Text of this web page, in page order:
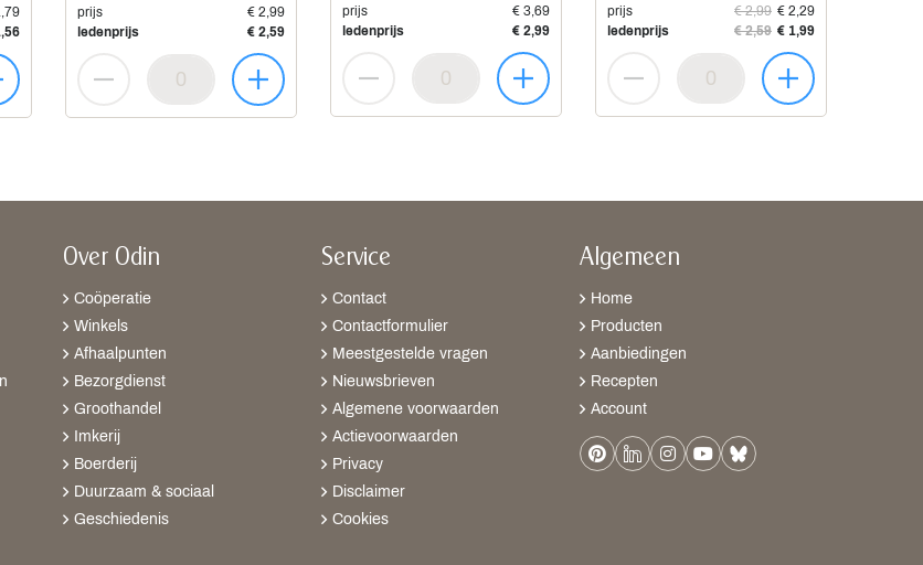
prijs
€ 2,99
ledenprijs
€ 2,59
prijs
€ 3,69
ledenprijs
€ 2,99
prijs € 2,99 € 2,29
ledenprijs
€ 2,59 € 1,99
Over Odin
Coöperatie
Winkels
Afhaalpunten
Bezorgdienst
Groothandel
Imkerij
Boerderij
Duurzaam & sociaal
Geschiedenis
Service
Contact
Contactformulier
Meestgestelde vragen
Nieuwsbrieven
Algemene voorwaarden
Actievoorwaarden
Privacy
Disclaimer
Cookies
Algemeen
Home
Producten
Aanbiedingen
Recepten
Account